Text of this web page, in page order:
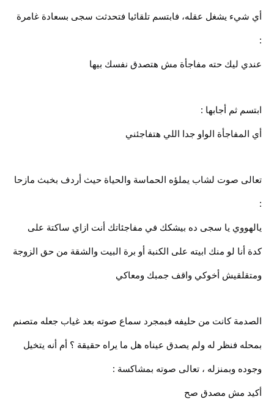
أي شيء يشغل عقله، فابتسم تلقائيا فتحدثت سجى بسعادة غامرة
:
عندي ليك حته مفاجأة مش هتصدق نفسك بيها
ابتسم ثم أجابها :
أي المفاجأة الواو جدا اللي هتفاجئني
تعالى صوت لشاب يملؤه الحماسة والحياة حيث أردف بخبث مازحا
:
يالهووي يا سجى ده بيشكك في مفاجئاتك أنت ازاي ساكتة على
كدة أنا لو منك ابيته على الكنبة أو برة البيت والشقة من حق الزوجة
ومتقلقيش أخوكي واقف جمبك ومعاكي
الصدمة كانت من حليفه فبمجرد سماع صوته بعد غياب جعله متصنم
بمحله فنظر له ولم يصدق عيناه هل ما يراه حقيقة ؟ أم أنه يتخيل
وجوده وبمنزله ، تعالى صوته بمشاكسة :
أكيد مش مصدق صح